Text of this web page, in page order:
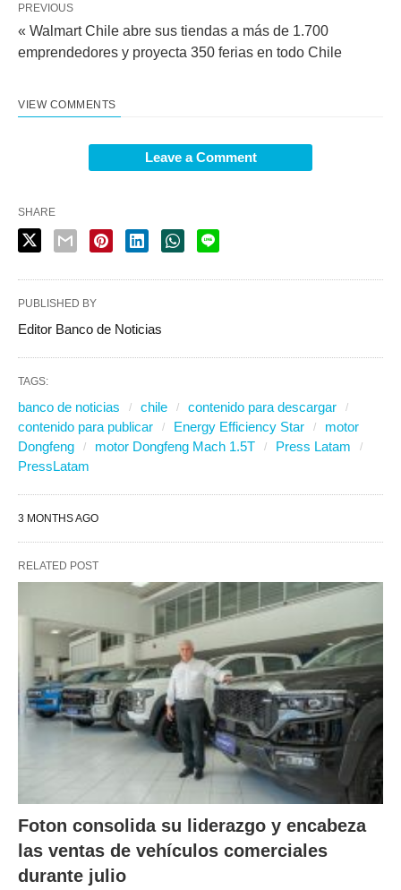
PREVIOUS
« Walmart Chile abre sus tiendas a más de 1.700
emprendedores y proyecta 350 ferias en todo Chile
VIEW COMMENTS
Leave a Comment
SHARE
PUBLISHED BY
Editor Banco de Noticias
TAGS:
banco de noticias chile
contenido para descargar
contenido para publicar
Energy Efficiency Star
motor
Dongfeng
motor Dongfeng Mach 1.5T
Press Latam
PressLatam
3 MONTHS AGO
RELATED POST
Foton consolida su liderazgo y encabeza
las ventas de vehículos comerciales
durante julio